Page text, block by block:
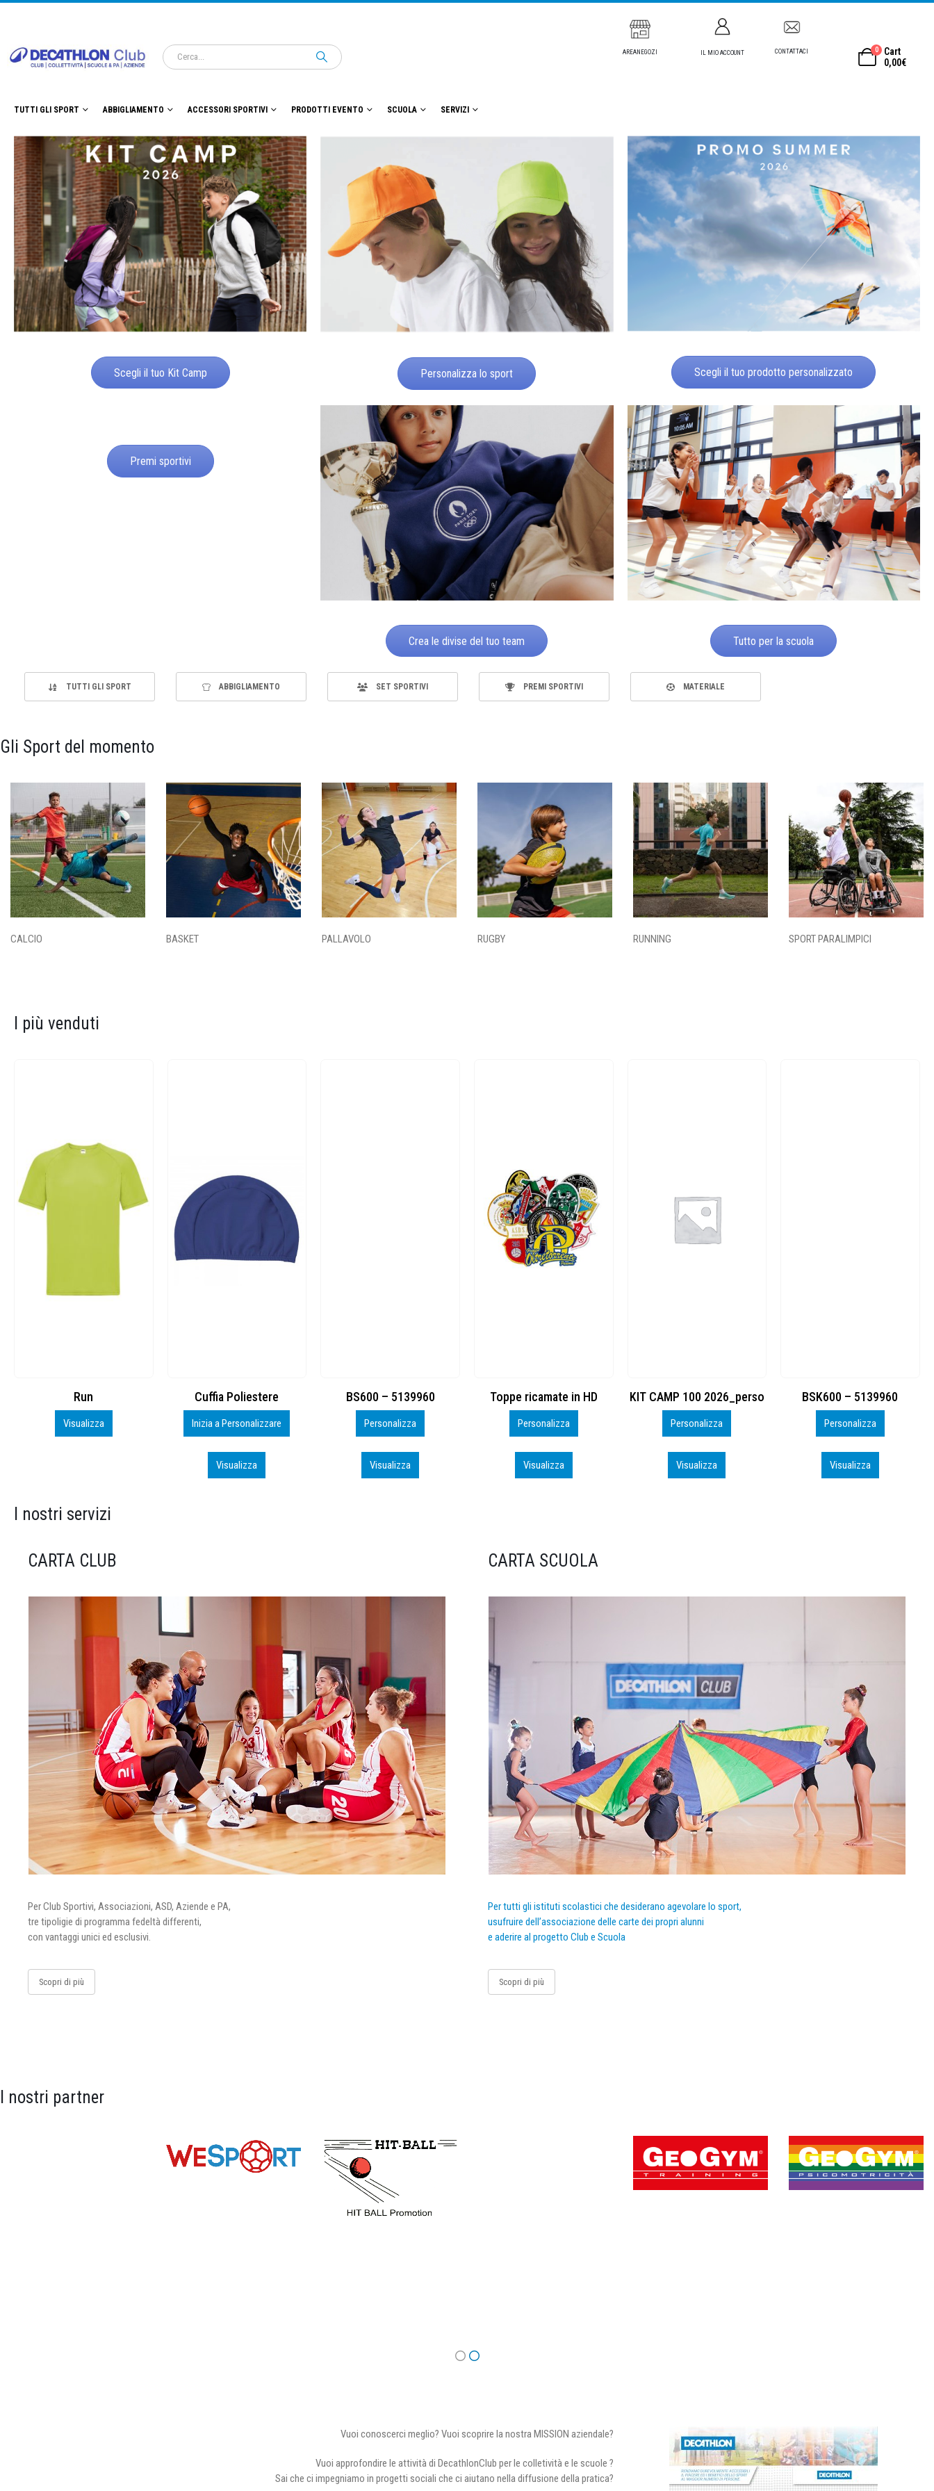
AREANEGOZI IL MIO ACCOUNT CONTATTACI 0
Cart
0,00€
TUTTI GLI SPORT ABBIGLIAMENTO ACCESSORI SPORTIVI PRODOTTI EVENTO SCUOLA SERVIZI
Scegli il tuo Kit Camp Personalizza lo sport Scegli il tuo prodotto personalizzato
Premi sportivi
Crea le divise del tuo team Tutto per la scuola
TUTTI GLI SPORT ABBIGLIAMENTO SET SPORTIVI PREMI SPORTIVI MATERIALE
Gli Sport del momento
CALCIO BASKET PALLAVOLO RUGBY RUNNING SPORT PARALIMPICI
I più venduti
Cuffia Poliestere
Inizia a Personalizzare
BS600 – 5139960
Personalizza
Visualizza
Toppe ricamate in HD
Personalizza
Visualizza
KIT CAMP 100 2026_perso
Personalizza
Visualizza
BSK600 – 5139960
Personalizza
Visualizza
DTF
Personalizza
Visualizza
I nostri servizi
CARTA CLUB
Per Club Sportivi, Associazioni, ASD, Aziende e PA,
tre tipoligie di programma fedeltà differenti,
con vantaggi unici ed esclusivi.
Scopri di più
CARTA SCUOLA
Per tutti gli istituti scolastici che desiderano agevolare lo sport,
usufruire dell’associazione delle carte dei propri alunni
e aderire al progetto Club e Scuola
Scopri di più
I nostri partner
Vuoi conoscerci meglio? Vuoi scoprire la nostra MISSION aziendale?
Vuoi approfondire le attività di DecathlonClub per le colletività e le scuole ?
Sai che ci impegniamo in progetti sociali che ci aiutano nella diffusione della pratica?